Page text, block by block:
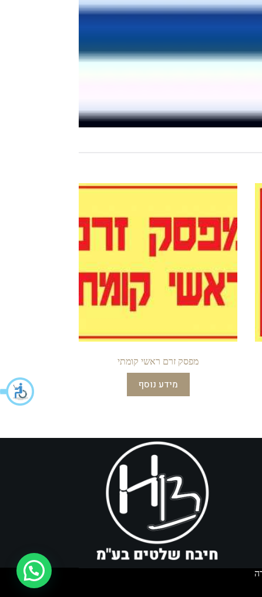
מפסק זרם ראשי קומתי
מידע נוסף
איך אפשר לעזור?